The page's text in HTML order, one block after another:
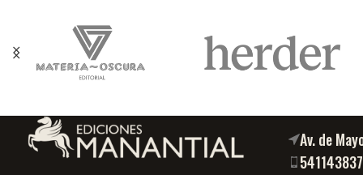
Av. de